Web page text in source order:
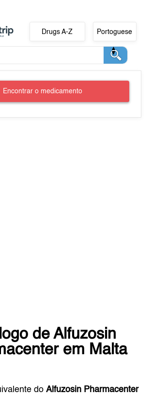
Drugs A-Z Portoguese
Encontrar o medicamento
de Alfuzosin
em Malta
do Alfuzosin Pharmacenter